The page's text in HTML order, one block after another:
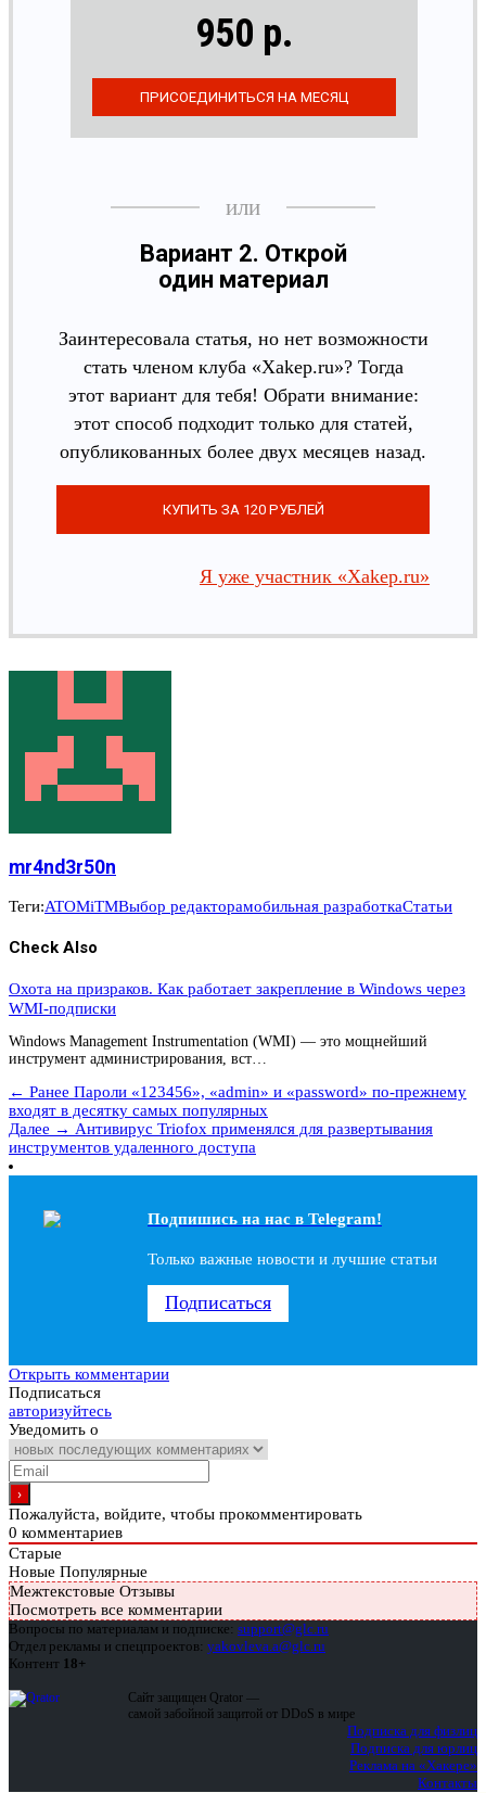
950 р.
Вариант 2. Открой
один материал
Заинтересовала статья, но нет возможности
стать членом клуба «Xakep.ru»? Тогда
этот вариант для тебя! Обрати внимание:
этот способ подходит только для статей,
опубликованных более двух месяцев назад.
Я уже участник «Xakep.ru»
mr4nd3r50n
Теги:ATOMiTMВыбор редакторамобильная разработкаСтатьи
Check Also
Охота на призраков. Как работает закрепление в Windows через
WMI-подписки
Windows Management Instrumentation (WMI) — это мощнейший
инструмент администрирования, вст…
← Ранее Пароли «123456», «admin» и «password» по-прежнему
входят в десятку самых популярных
Далее → Антивирус Triofox применялся для развертывания
инструментов удаленного доступа
Подпишись на наc в Telegram!
Только важные новости и лучшие статьи
Подписаться
Открыть комментарии
Подписаться
авторизуйтесь
Уведомить о
Пожалуйста, войдите, чтобы прокомментировать
0 комментариев
Старые
Новые Популярные
Межтекстовые Отзывы
Посмотреть все комментарии
Вопросы по материалам и подписке: support@glc.ru
Отдел рекламы и спецпроектов: yakovleva.a@glc.ru
Контент 18+
Сайт защищен Qrator —
самой забойной защитой от DDoS в мире
Подписка для физлиц
Подписка для юрлиц
Реклама на «Хакере»
Контакты